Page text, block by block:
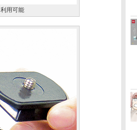
用可能